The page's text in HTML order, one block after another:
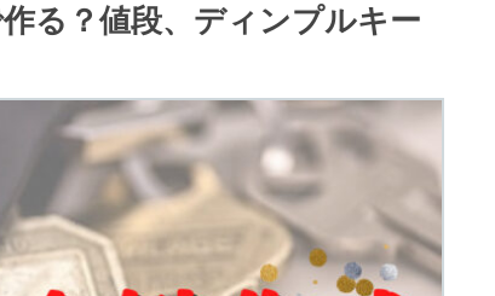
る？値段、ディンプルキー